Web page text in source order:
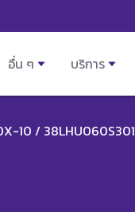
อื่น ๆ บริการ
10 / 38LHU060S301